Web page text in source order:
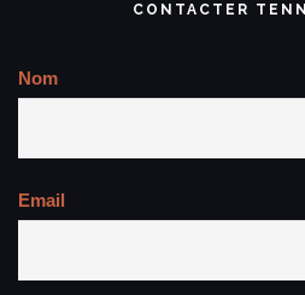
CONTACTER
Nom
Email